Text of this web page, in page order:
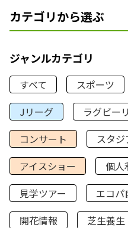
カテゴリから選ぶ
ジャンルカテゴリ
すべて スポーツ
Jリーグ
ラグビー
コンサート
スタ
アイスショー
個人
見学ツアー
エコパ
開花情報
芝生養生